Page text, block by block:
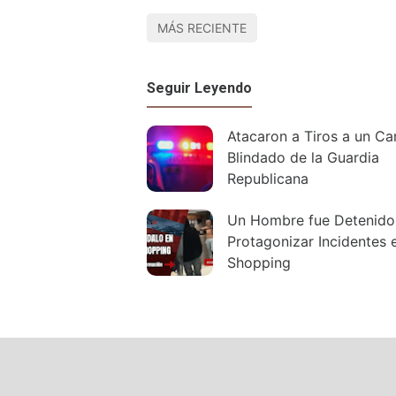
MÁS RECIENTE
Seguir Leyendo
Atacaron a Tiros a un
Blindado de la Guardia
Republicana
Un Hombre fue
Protagonizar Incidentes
Shopping